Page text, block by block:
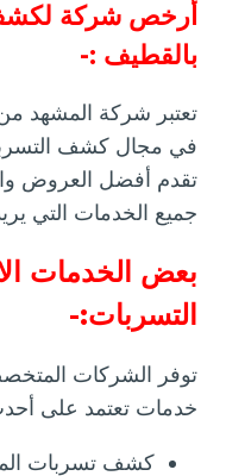
أرخص شركة
بالقطيف :-
تعتبر شركة المشهد
في مجال كشف
تقدم أفضل العروض
جميع الخدمات التي
بعض الخدمات
التسربات:-
توفر الشركات
خدمات تعتمد على
كشف تسربات